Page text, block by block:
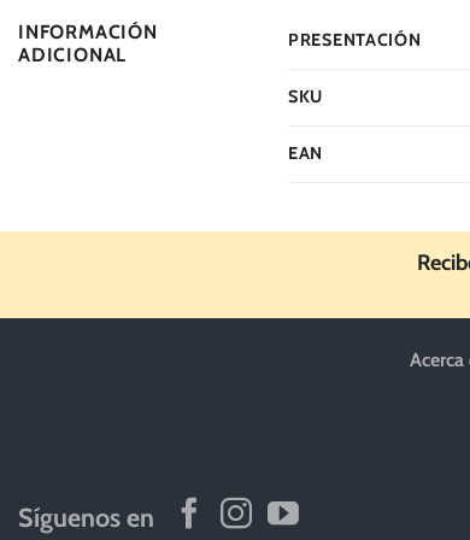
INFORMACIÓN
ADICIONAL
PRESENTACIÓN
SKU
EAN
Síguenos en